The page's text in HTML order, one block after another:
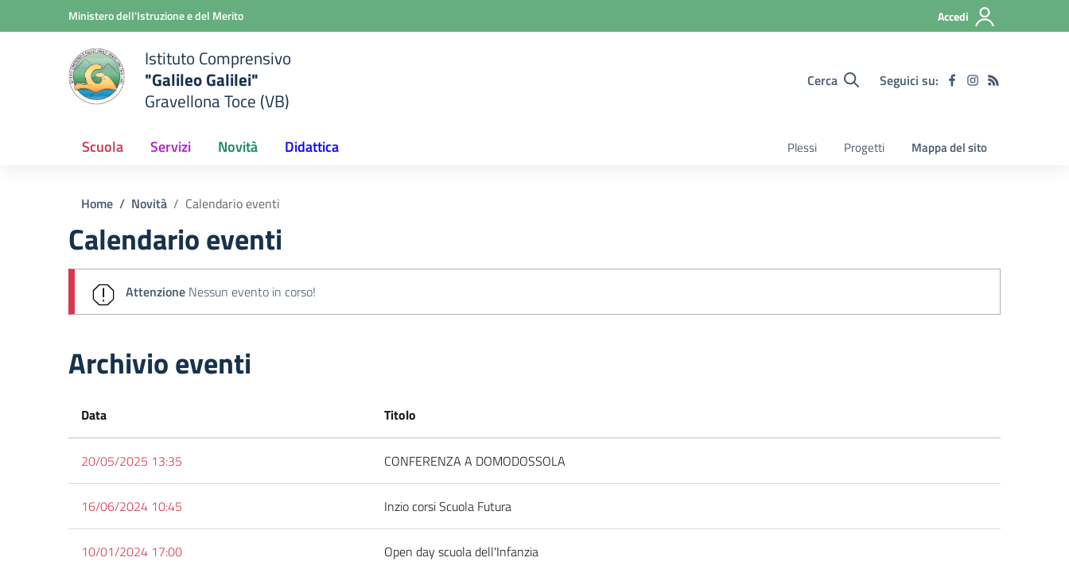
Vai ai contenuti
Vai al menu di navigazioneMinistero dell'Istruzione e del Merito Accedi
Istituto Comprensivo
"Galileo Galilei"
Gravellona Toce (VB)
Cerca Seguici su:
Scuola Servizi Novità Didattica Plessi Progetti Mappa del sito
Home Novità Calendario eventi
Calendario eventi
Attenzione Nessun evento in corso!
Archivio eventi
Data Titolo
20/05/2025 13:35 CONFERENZA A DOMODOSSOLA
16/06/2024 10:45 Inzio corsi Scuola Futura
10/01/2024 17:00 Open day scuola dell'Infanzia